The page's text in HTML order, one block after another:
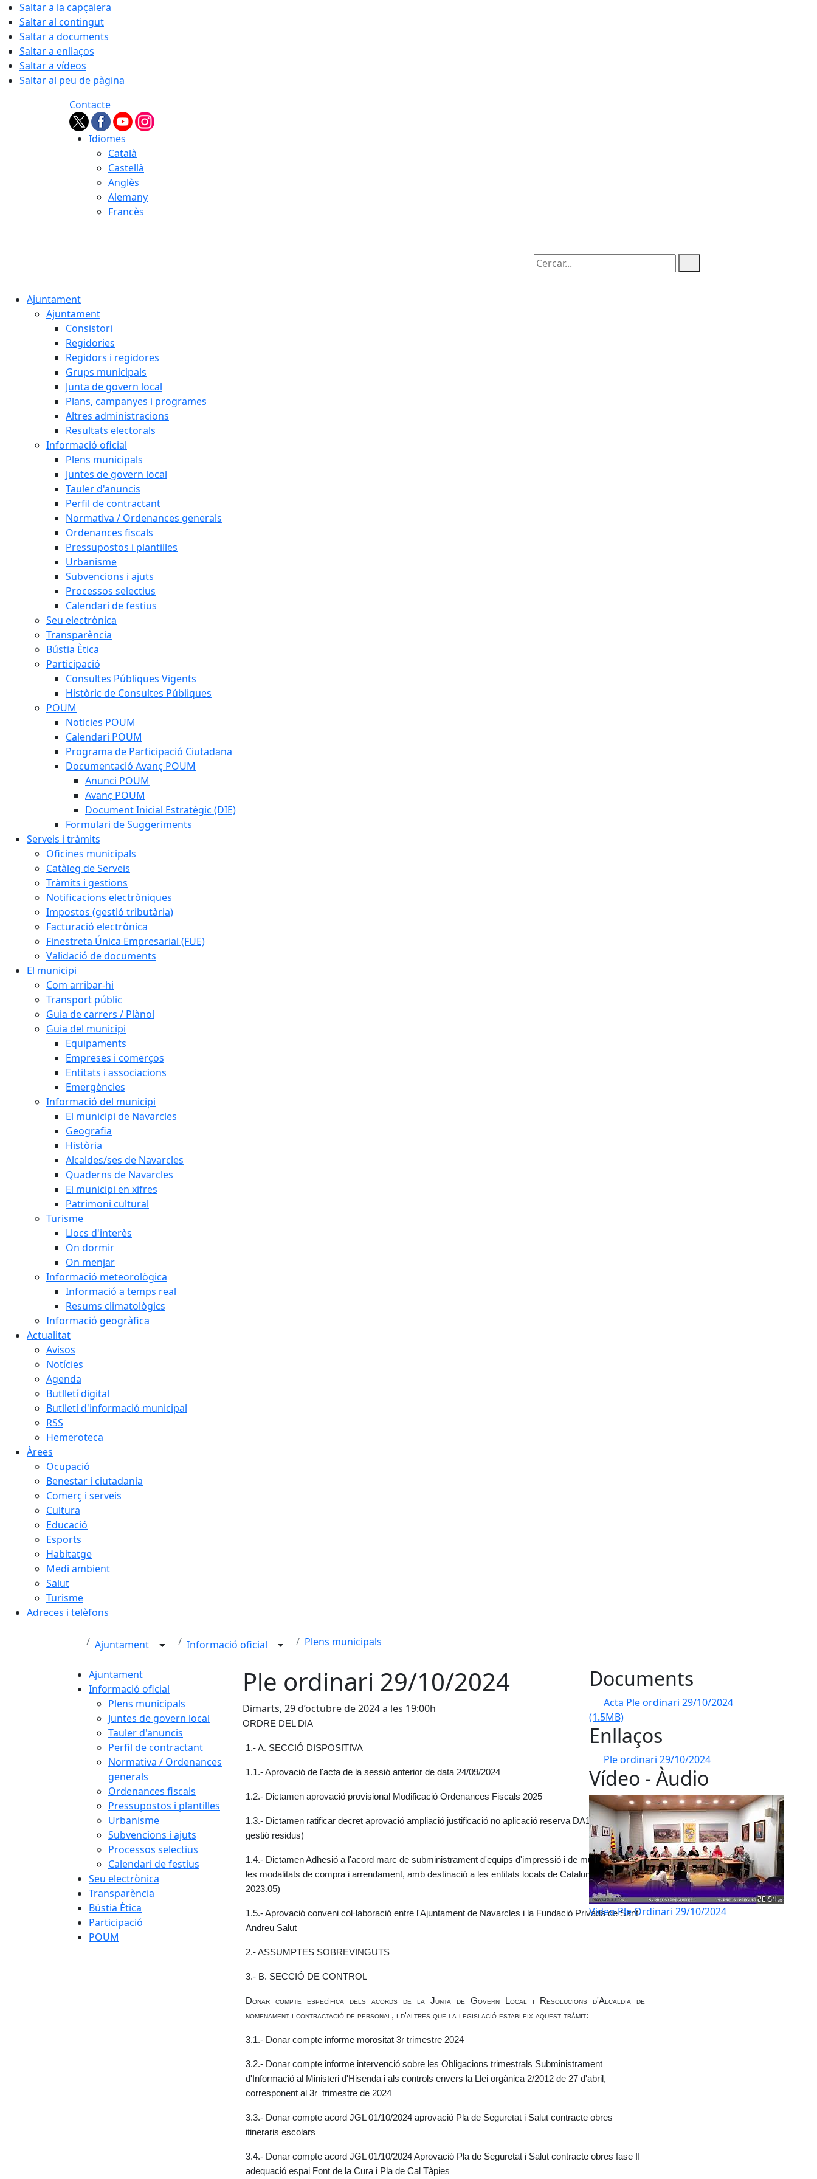
Saltar a la capçalera
Saltar al contingut
Saltar a documents
Saltar a enllaços
Saltar a vídeos
Saltar al peu de pàgina
Contacte
Idiomes
Català
Castellà
Anglès
Alemany
Francès
Cercar:
Ajuntament
Ajuntament
Consistori
Regidories
Regidors i regidores
Grups municipals
Junta de govern local
Plans, campanyes i programes
Altres administracions
Resultats electorals
Informació oficial
Plens municipals
Juntes de govern local
Tauler d'anuncis
Perfil de contractant
Normativa / Ordenances generals
Ordenances fiscals
Pressupostos i plantilles
Urbanisme
Subvencions i ajuts
Processos selectius
Calendari de festius
Seu electrònica
Transparència
Bústia Ètica
Participació
Consultes Públiques Vigents
Històric de Consultes Públiques
POUM
Noticies POUM
Calendari POUM
Programa de Participació Ciutadana
Documentació Avanç POUM
Anunci POUM
Avanç POUM
Document Inicial Estratègic (DIE)
Formulari de Suggeriments
Serveis i tràmits
Oficines municipals
Catàleg de Serveis
Tràmits i gestions
Notificacions electròniques
Impostos (gestió tributària)
Facturació electrònica
Finestreta Única Empresarial (FUE)
Validació de documents
El municipi
Com arribar-hi
Transport públic
Guia de carrers / Plànol
Guia del municipi
Equipaments
Empreses i comerços
Entitats i associacions
Emergències
Informació del municipi
El municipi de Navarcles
Geografia
Història
Alcaldes/ses de Navarcles
Quaderns de Navarcles
El municipi en xifres
Patrimoni cultural
Turisme
Llocs d'interès
On dormir
On menjar
Informació meteorològica
Informació a temps real
Resums climatològics
Informació geogràfica
Actualitat
Avisos
Notícies
Agenda
Butlletí digital
Butlletí d'informació municipal
RSS
Hemeroteca
Àrees
Ocupació
Benestar i ciutadania
Comerç i serveis
Cultura
Educació
Esports
Habitatge
Medi ambient
Salut
Turisme
Adreces i telèfons
Ajuntament Informació oficial Plens municipals
Ajuntament
Informació oficial
Plens municipals
Juntes de govern local
Tauler d'anuncis
Perfil de contractant
Normativa / Ordenances
generals
Ordenances fiscals
Pressupostos i plantilles
Urbanisme
Subvencions i ajuts
Processos selectius
Calendari de festius
Seu electrònica
Transparència
Bústia Ètica
Participació
POUM
Ple ordinari 29/10/2024
Dimarts, 29 d’octubre de 2024 a les 19:00h
ORDRE DEL DIA
1.- A. SECCIÓ DISPOSITIVA
1.1.- Aprovació de l'acta de la sessió anterior de data 24/09/2024
1.2.- Dictamen aprovació provisional Modificació Ordenances Fiscals 2025
1.3.- Dictamen ratificar decret aprovació ampliació justificació no aplicació reserva DA19a (contracte
gestió residus)
1.4.- Dictamen Adhesió a l'acord marc de subministrament d'equips d'impressió i de multifunció en
les modalitats de compra i arrendament, amb destinació a les entitats locals de Catalunya (Exp.
2023.05)
1.5.- Aprovació conveni col·laboració entre l'Ajuntament de Navarcles i la Fundació Privada de Sant
Andreu Salut
2.- ASSUMPTES SOBREVINGUTS
3.- B. SECCIÓ DE CONTROL
Donar compte específica dels acords de la Junta de Govern Local i Resolucions d'Alcaldia de
nomenament i contractació de personal, i d'altres que la legislació estableix aquest tràmit:
3.1.- Donar compte informe morositat 3r trimestre 2024
3.2.- Donar compte informe intervenció sobre les Obligacions trimestrals Subministrament
d'Informació al Ministeri d'Hisenda i als controls envers la Llei orgànica 2/2012 de 27 d'abril,
corresponent al 3r trimestre de 2024
3.3.- Donar compte acord JGL 01/10/2024 aprovació Pla de Seguretat i Salut contracte obres
itineraris escolars
3.4.- Donar compte acord JGL 01/10/2024 Aprovació Pla de Seguretat i Salut contracte obres fase II
adequació espai Font de la Cura i Pla de Cal Tàpies
Documents
Acta Ple ordinari 29/10/2024
(1.5MB)
Enllaços
Ple ordinari 29/10/2024
Vídeo - Àudio
Video Ple Ordinari 29/10/2024